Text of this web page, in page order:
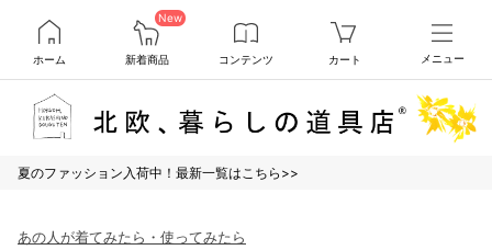
ホーム
New
新着商品 コンテンツ カート メニュー
夏のファッション入荷中！最新一覧はこちら>>
あの人が着てみたら・使ってみたら